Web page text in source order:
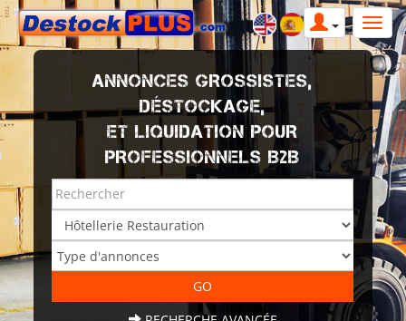
ANNONCES GROSSISTES,
DÉSTOCKAGE,
ET LIQUIDATION POUR
PROFESSIONNELS B2B